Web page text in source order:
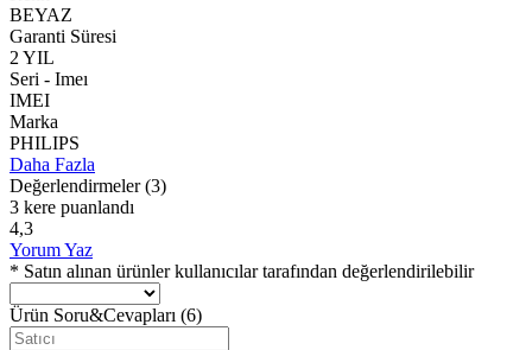
BEYAZ
Garanti Süresi
2 YIL
Seri - Imeı
IMEI
Marka
PHILIPS
Daha Fazla
Değerlendirmeler (3)
3 kere puanlandı
4,3
Yorum Yaz
* Satın alınan ürünler kullanıcılar tarafından değerlendirilebilir
Ürün Soru&Cevapları (6)